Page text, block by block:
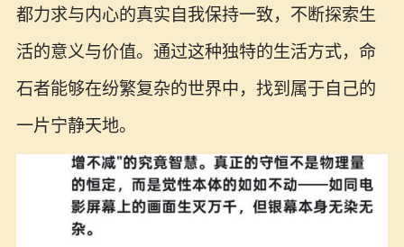
都力求与内心的真实自我保持一致，不断探索生
活的意义与价值。通过这种独特的生活方式，命
石者能够在纷繁复杂的世界中，找到属于自己的
一片宁静天地。